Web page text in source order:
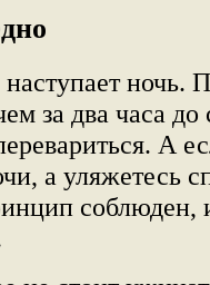
ночь.
за два часа
А
а уляжетесь
соблюден,